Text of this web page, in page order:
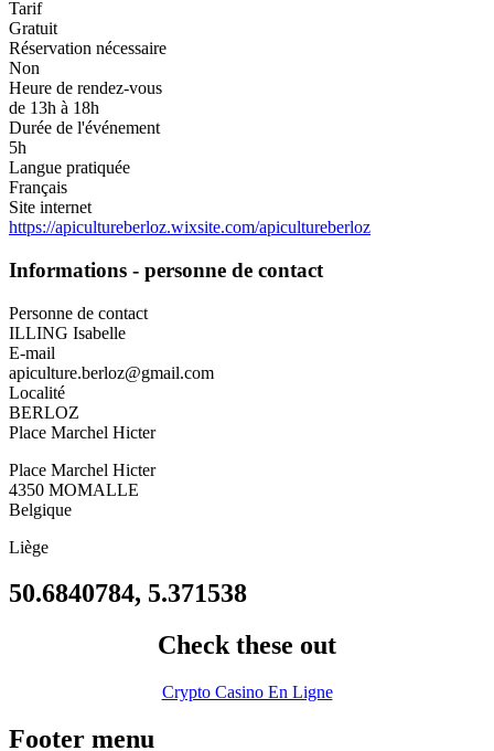
Tarif
Gratuit
Réservation nécessaire
Non
Heure de rendez-vous
de 13h à 18h
Durée de l'événement
5h
Langue pratiquée
Français
Site internet
https://apicultureberloz.wixsite.com/apicultureberloz
Informations - personne de contact
Personne de contact
ILLING Isabelle
E-mail
apiculture.berloz@gmail.com
Localité
BERLOZ
Place Marchel Hicter
Place Marchel Hicter
4350 MOMALLE
Belgique
Liège
50.6840784, 5.371538
Check these out
Crypto Casino En Ligne
Footer menu